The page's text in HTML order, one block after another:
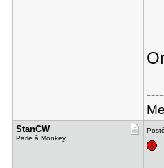
StanCW
Parle à Monkey ...